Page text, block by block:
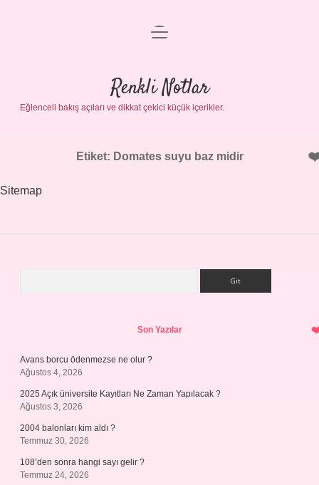
Gizlilik Politikası
Yasal Uyarı
menüyü
Renkli Notlar
Eğlenceli bakış açıları ve dikkat çekici küçük içerikler.
Etiket: Domates suyu baz midir
Sitemap
Son Yazılar
Avans borcu ödenmezse ne olur ?
Ağustos 4, 2026
2025 Açık üniversite Kayıtları Ne Zaman Yapılacak ?
Ağustos 3, 2026
2004 balonları kim aldı ?
Temmuz 30, 2026
108’den sonra hangi sayı gelir ?
Temmuz 24, 2026